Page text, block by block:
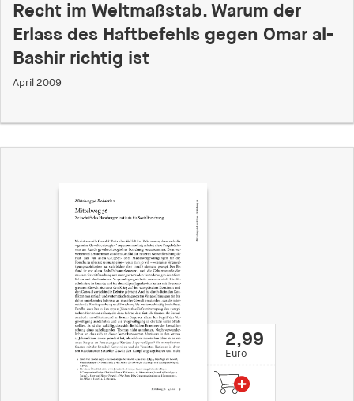
Recht im Weltmaßstab. Warum der
Erlass des Haftbefehls gegen Omar al-
Bashir richtig ist
April 2009
2,99
Euro